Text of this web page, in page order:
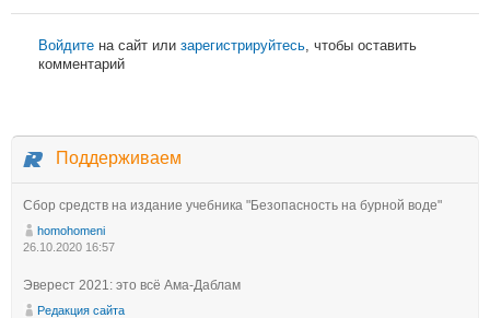
Войдите на сайт или зарегистрируйтесь , чтобы оставить
комментарий
Поддерживаем
Сбор средств на издание учебника "Безопасность на бурной воде"
homohomeni
26.10.2020 16:57
Эверест 2021: это всё Ама-Даблам
Редакция сайта